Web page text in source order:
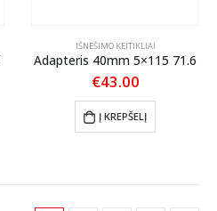
IŠNEŠIMO KEITIKLIAI
Adapteris 40mm 5×115 71.6
€43.00
Į KREPŠELĮ